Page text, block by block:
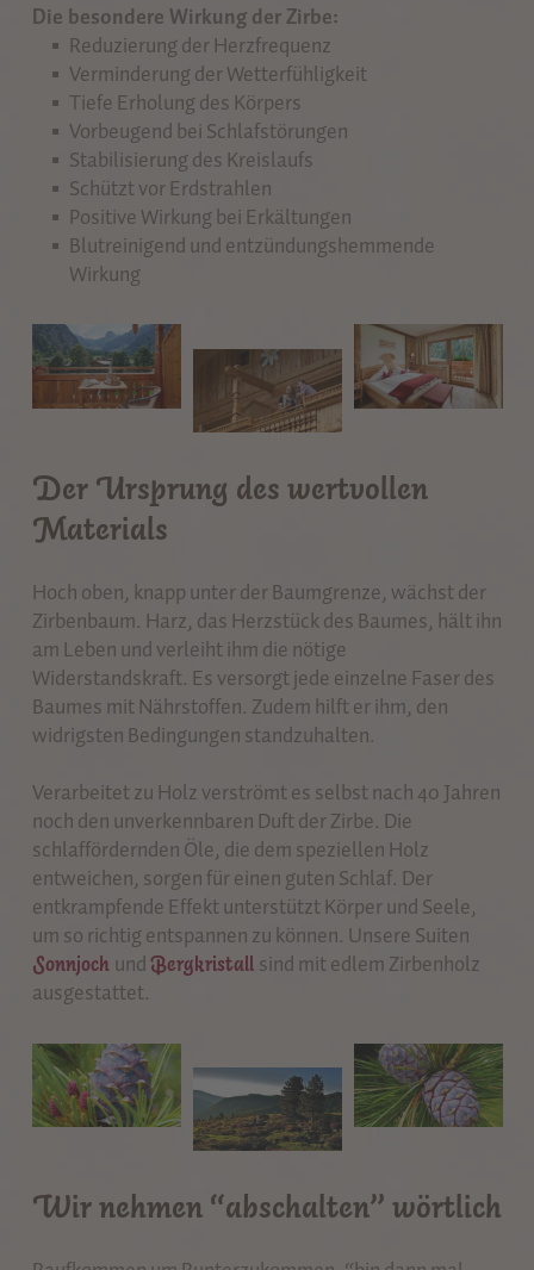
Die besondere Wirkung der Zirbe:
Reduzierung der Herzfrequenz
Verminderung der Wetterfühligkeit
Tiefe Erholung des Körpers
Vorbeugend bei Schlafstörungen
Stabilisierung des Kreislaufs
Schützt vor Erdstrahlen
Positive Wirkung bei Erkältungen
Blutreinigend und entzündungshemmende
Wirkung
Der Ursprung des wertvollen
Materials
Hoch oben, knapp unter der Baumgrenze, wächst der
Zirbenbaum. Harz, das Herzstück des Baumes, hält ihn
am Leben und verleiht ihm die nötige
Widerstandskraft. Es versorgt jede einzelne Faser des
Baumes mit Nährstoffen. Zudem hilft er ihm, den
widrigsten Bedingungen standzuhalten.
Verarbeitet zu Holz verströmt es selbst nach 40 Jahren
noch den unverkennbaren Duft der Zirbe. Die
schlaffördernden Öle, die dem speziellen Holz
entweichen, sorgen für einen guten Schlaf. Der
entkrampfende Effekt unterstützt Körper und Seele,
um so richtig entspannen zu können. Unsere Suiten
Sonnjoch undBergkristallsind mit edlem Zirbenholz
ausgestattet.
Wir nehmen “abschalten” wörtlich